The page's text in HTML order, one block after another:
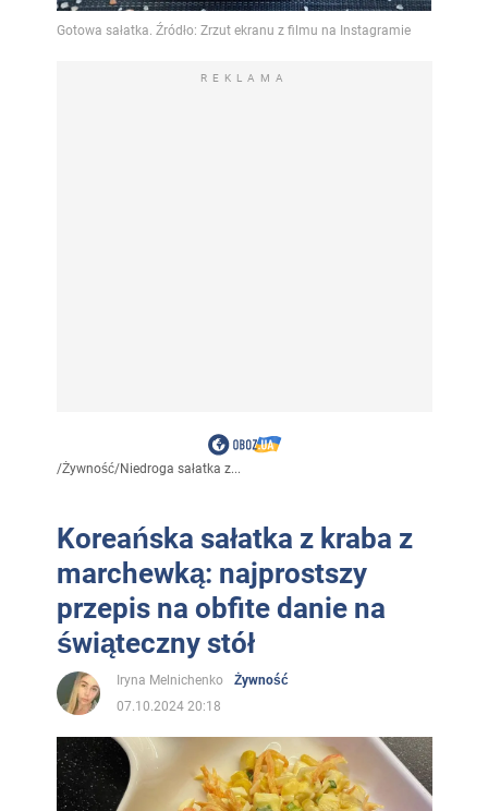
REKLAMA
/Żywność/Niedroga sałatka z...
Koreańska sałatka z kraba z
marchewką: najprostszy
przepis na obfite danie na
świąteczny stół
Iryna Melnichenko
Żywność
07.10.2024 20:18